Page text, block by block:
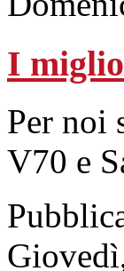
I
Per noi
V70 e